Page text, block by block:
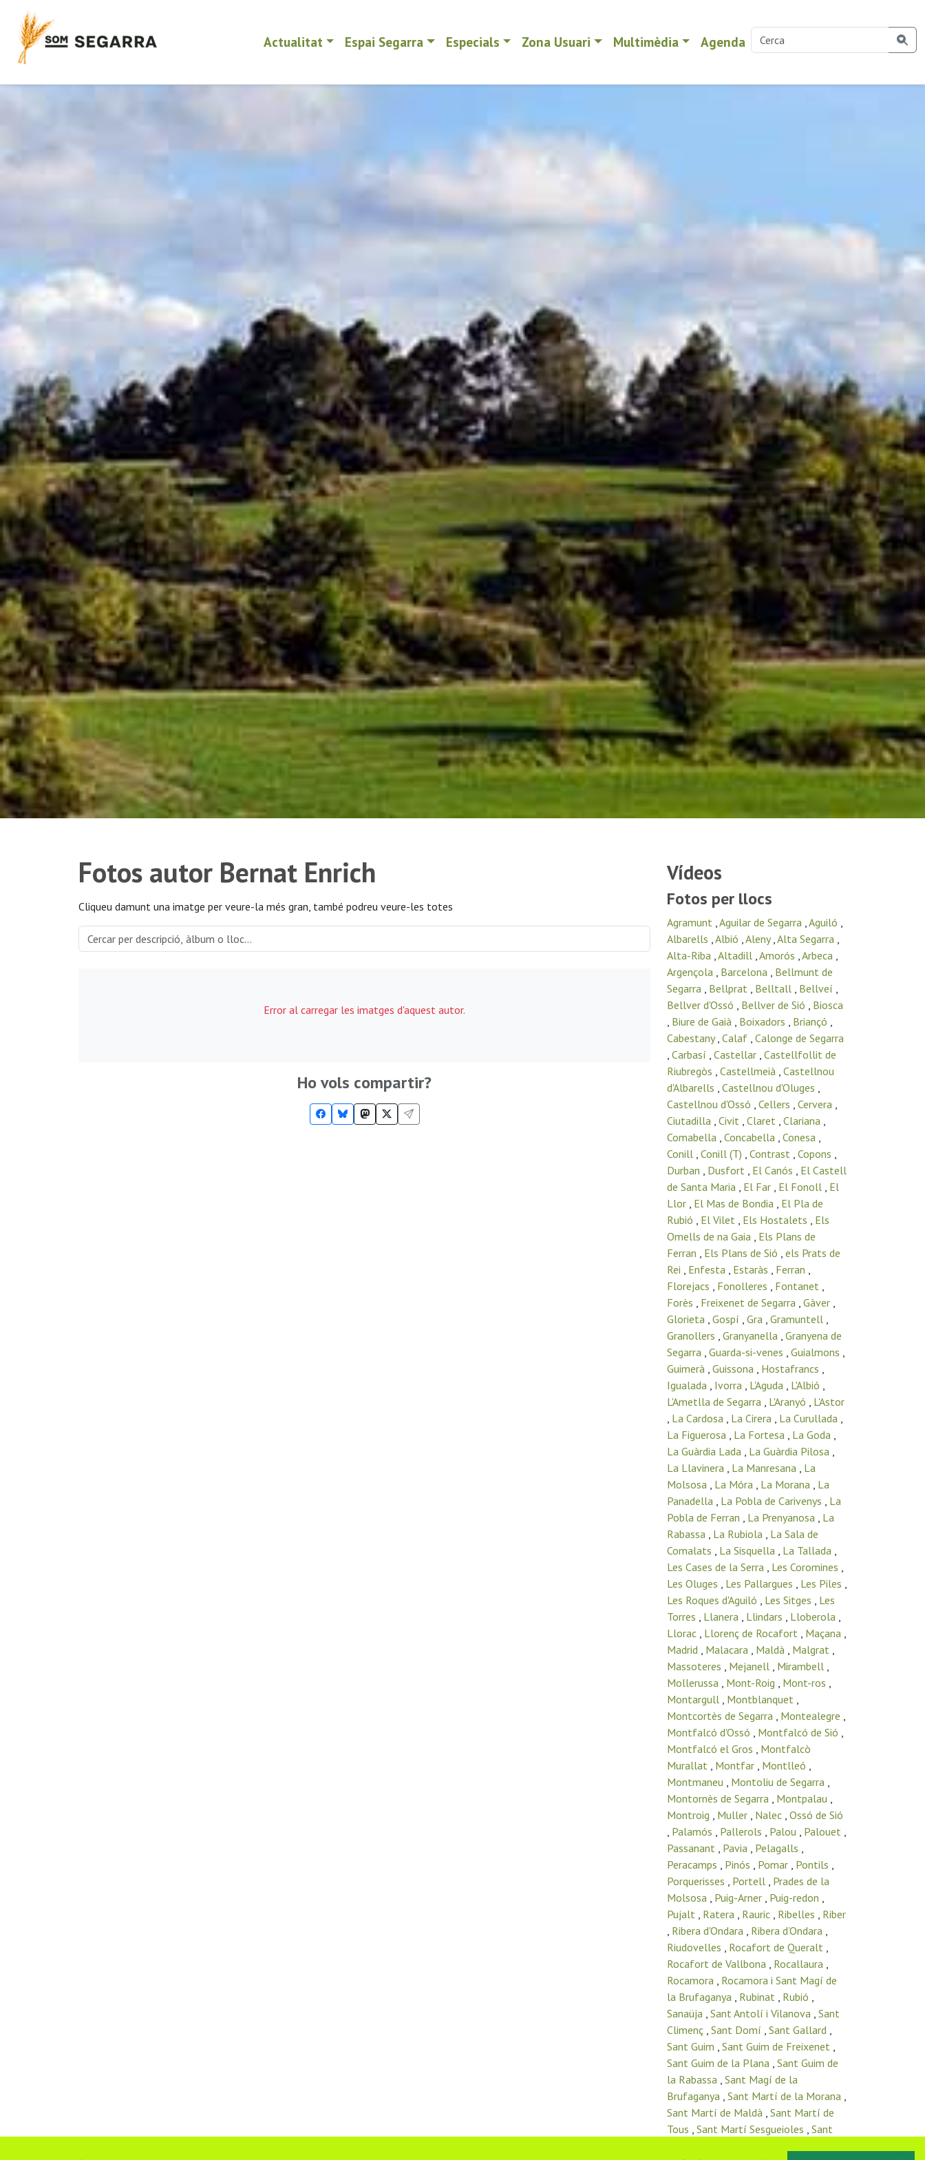
Actualitat Espai Segarra Especials Zona Usuari Multimèdia Agenda
Fotos autor Bernat Enrich
Cliqueu damunt una imatge per veure-la més gran, també podreu veure-les totes
Error al carregar les imatges d'aquest autor.
Ho vols compartir?
Vídeos
Fotos per llocs
Agramunt ,Aguilar de Segarra ,Aguiló ,
Albarells ,Albió ,Aleny,Alta Segarra ,
Alta-Riba ,Altadill ,Amorós ,Arbeca ,
Argençola , Barcelona , Bellmunt de
Segarra , Bellprat , Belltall , Bellveí ,
Bellver d'Ossó , Bellver de Sió , Biosca
, Biure de Gaià , Boixadors , Briançó ,
Cabestany, Calaf , Calonge de Segarra
, Carbasí , Castellar , Castellfollit de
Riubregòs , Castellmeià , Castellnou
d'Albarells , Castellnou d'Oluges ,
Castellnou d'Ossó , Cellers , Cervera ,
Ciutadilla , Civit , Claret , Clariana ,
Comabella , Concabella , Conesa ,
Conill , Conill (T) , Contrast , Copons ,
Durban , Dusfort , El Canós , El Castell
de Santa Maria , El Far , El Fonoll , El
Llor , El Mas de Bondia , El Pla de
Rubió , El Vilet , Els Hostalets , Els
Omells de na Gaia , Els Plans de
Ferran , Els Plans de Sió , els Prats de
Rei , Enfesta , Estaràs , Ferran ,
Florejacs , Fonolleres , Fontanet ,
Forès , Freixenet de Segarra , Gàver ,
Glorieta , Gospí , Gra , Gramuntell ,
Granollers , Granyanella , Granyena de
Segarra , Guarda-si-venes , Guialmons ,
Guimerà , Guissona , Hostafrancs ,
Igualada , Ivorra , L'Aguda , L'Albió ,
L'Ametlla de Segarra , L'Aranyó , L'Astor
, La Cardosa , La Cirera , La Curullada ,
La Figuerosa , La Fortesa , La Goda ,
La Guàrdia Lada , La Guàrdia Pilosa ,
La Llavinera , La Manresana , La
Molsosa , La Móra , La Morana , La
Panadella , La Pobla de Carivenys , La
Pobla de Ferran , La Prenyanosa , La
Rabassa , La Rubiola , La Sala de
Comalats , La Sisquella , La Tallada ,
Les Cases de la Serra , Les Coromines ,
Les Oluges , Les Pallargues , Les Piles ,
Les Roques d'Aguiló , Les Sitges , Les
Torres , Llanera , Llindars , Lloberola ,
Llorac , Llorenç de Rocafort , Maçana ,
Madrid , Malacara , Maldà , Malgrat ,
Massoteres , Mejanell , Mirambell ,
Mollerussa , Mont-Roig , Mont-ros ,
Montargull , Montblanquet ,
Montcortès de Segarra , Montealegre ,
Montfalcó d'Ossó , Montfalcó de Sió ,
Montfalcó el Gros , Montfalcò
Murallat , Montfar , Montlleó ,
Montmaneu , Montoliu de Segarra ,
Montornès de Segarra , Montpalau ,
Montroig , Muller , Nalec , Ossó de Sió
, Palamós , Pallerols , Palou , Palouet ,
Passanant , Pavia , Pelagalls ,
Peracamps , Pinós , Pomar , Pontils ,
Porquerisses , Portell , Prades de la
Molsosa , Puig-Arner , Puig-redon ,
Pujalt , Ratera , Rauric , Ribelles , Riber
, Ribera d'Ondara , Ribera d’Ondara ,
Riudovelles , Rocafort de Queralt ,
Rocafort de Vallbona , Rocallaura ,
Rocamora , Rocamora i Sant Magí de
la Brufaganya , Rubinat , Rubió ,
Sanaüja , Sant Antolí i Vilanova , Sant
Climenç , Sant Domí , Sant Gallard ,
Sant Guim , Sant Guim de Freixenet ,
Sant Guim de la Plana , Sant Guim de
la Rabassa , Sant Magí de la
Brufaganya , Sant Martí de la Morana ,
Sant Martí de Maldà , Sant Martí de
Tous , Sant Martí Sesgueioles , Sant